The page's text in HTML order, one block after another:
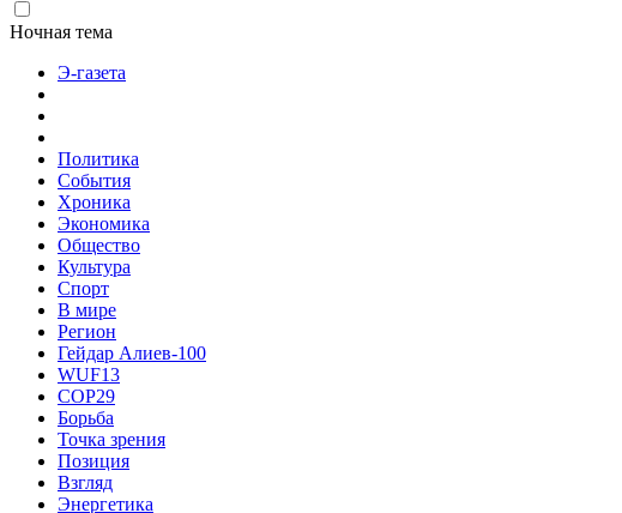
Ночная тема
Э-газета
Политика
События
Хроника
Экономика
Общество
Культура
Спорт
В мире
Регион
Гейдар Алиев-100
WUF13
COP29
Борьба
Точка зрения
Позиция
Взгляд
Энергетика